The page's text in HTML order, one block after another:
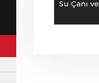
Su Çanı